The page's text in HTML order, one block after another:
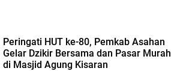
Peringati HUT ke-80, Pemkab Asahan
Gelar Dzikir Bersama dan Pasar Murah
di Masjid Agung Kisaran